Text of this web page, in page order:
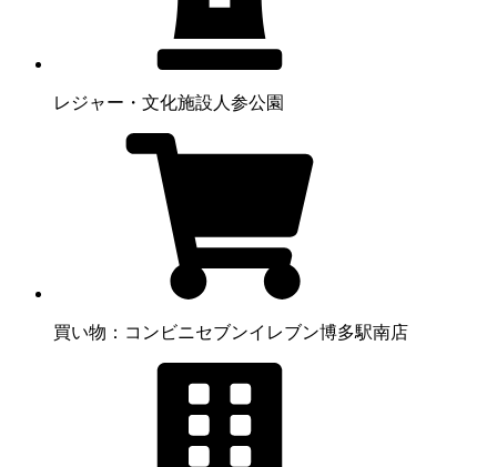
レジャー・文化施設 人参公園
買い物：コンビニセブンイレブン博多駅南店